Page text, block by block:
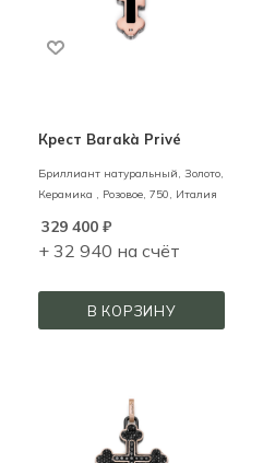
Крест Barakà Privé
Бриллиант натуральный, Золото,
Керамика , Розовое, 750, Италия
329 400 ₽
+ 32 940 на счёт
В КОРЗИНУ